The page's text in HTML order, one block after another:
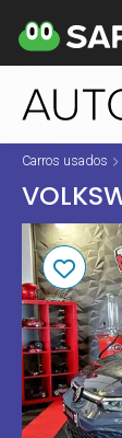
Carros usados